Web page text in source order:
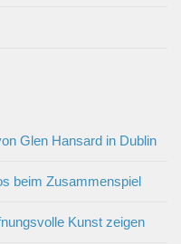
Glen Hansard in Dublin
beim Zusammenspiel
Kunst zeigen